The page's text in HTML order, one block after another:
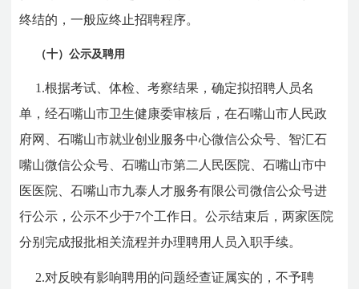
终结的，一般应终止招聘程序。
（十）公示及聘用
1.根据考试、体检、考察结果，确定拟招聘人员名
单，经石嘴山市卫生健康委审核后，在石嘴山市人民政
府网、石嘴山市就业创业服务中心微信公众号、智汇石
嘴山微信公众号、石嘴山市第二人民医院、石嘴山市中
医医院、石嘴山市九泰人才服务有限公司微信公众号进
行公示，公示不少于7个工作日。公示结束后，两家医院
分别完成报批相关流程并办理聘用人员入职手续。
2.对反映有影响聘用的问题经查证属实的，不予聘